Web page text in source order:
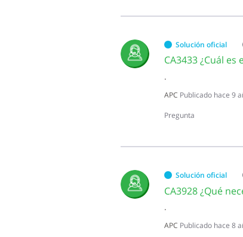
Solución oficial
CA3433 ¿Cuál
.
APC Publicado hace 9
Pregunta
Solución oficial
CA3928 ¿Qué
.
APC Publicado hace 8